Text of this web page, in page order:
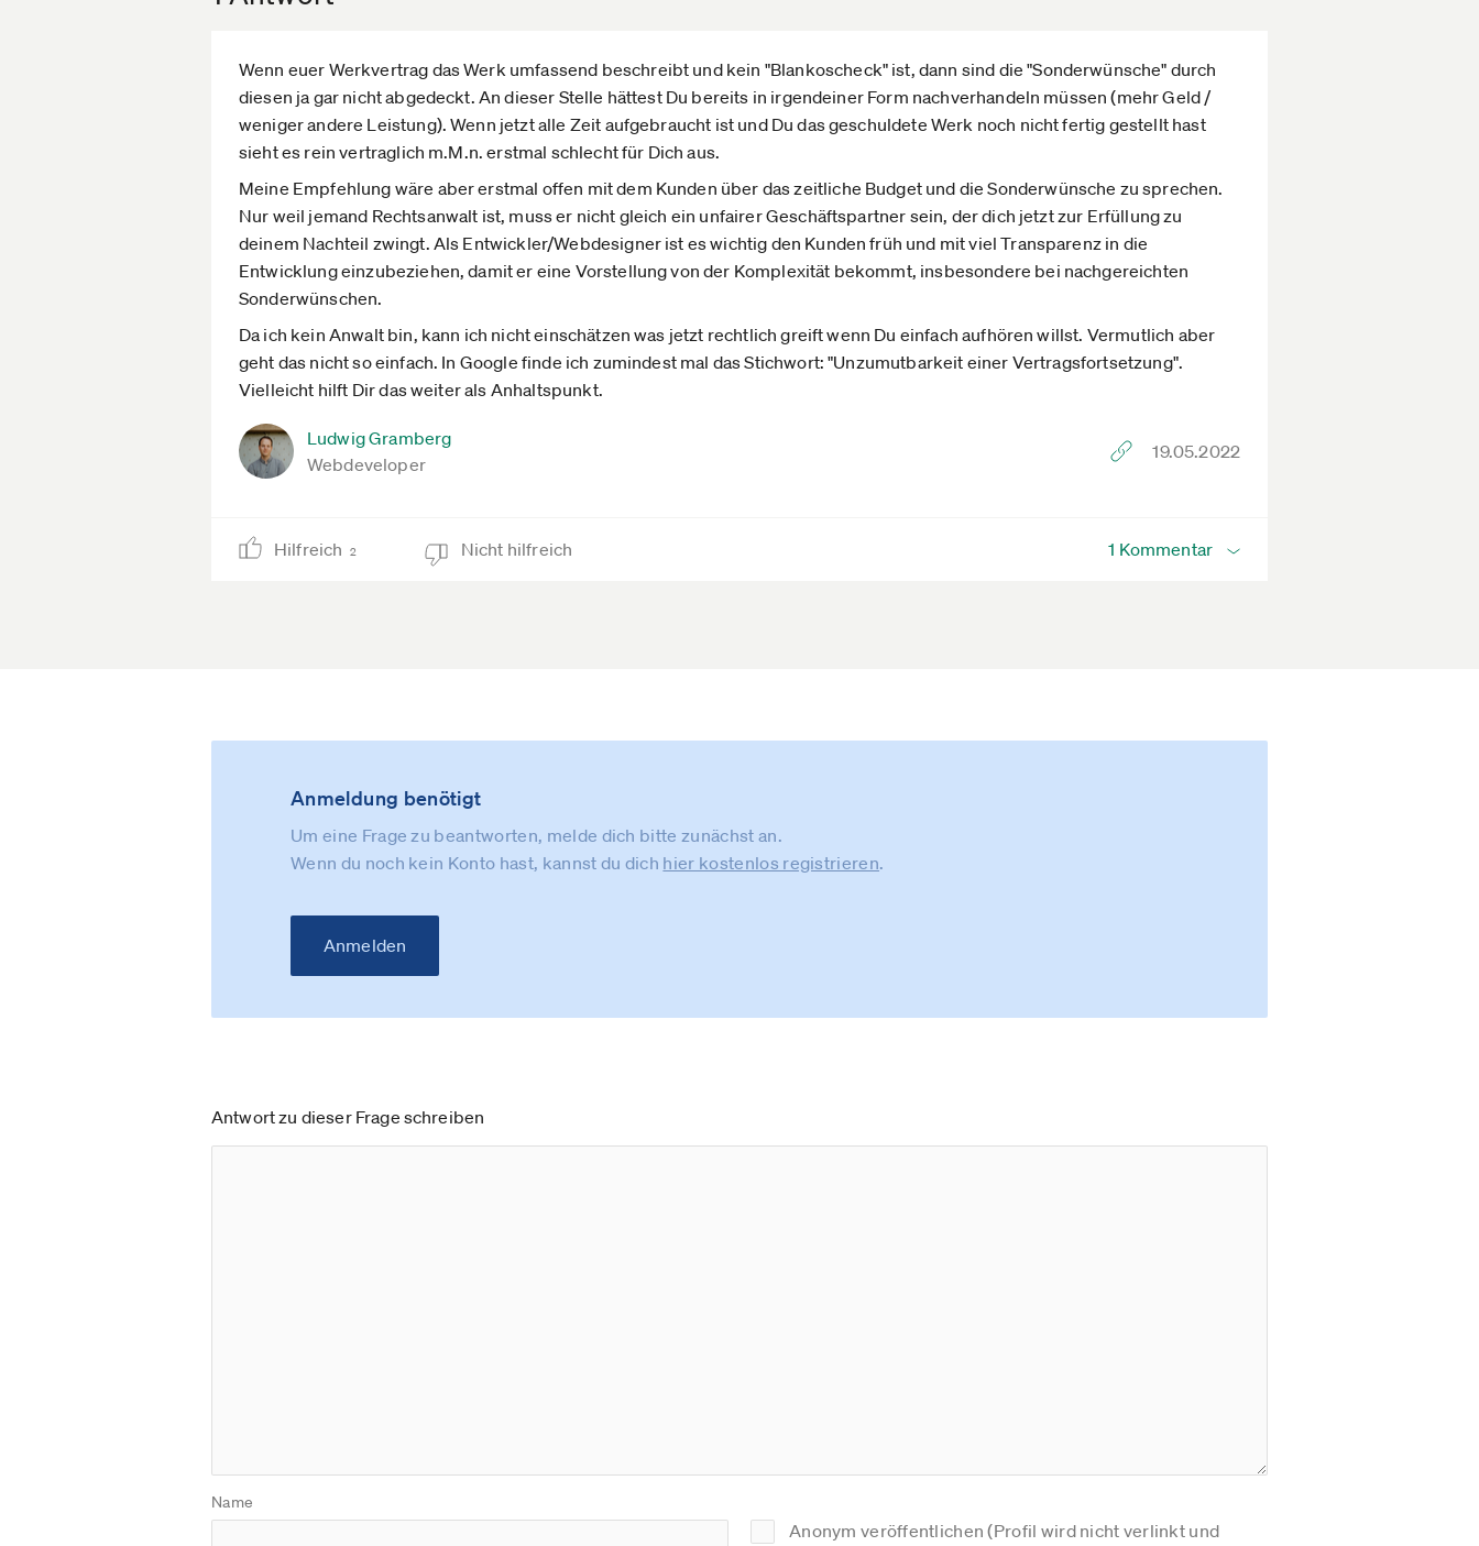
Wenn euer Werkvertrag das Werk umfassend beschreibt und kein "Blankoscheck" ist, dann sind die "Sonderwünsche" durch
diesen ja gar nicht abgedeckt. An dieser Stelle hättest Du bereits in irgendeiner Form nachverhandeln müssen (mehr Geld /
weniger andere Leistung). Wenn jetzt alle Zeit aufgebraucht ist und Du das geschuldete Werk noch nicht fertig gestellt hast
sieht es rein vertraglich m.M.n. erstmal schlecht für Dich aus.
Meine Empfehlung wäre aber erstmal offen mit dem Kunden über das zeitliche Budget und die Sonderwünsche zu sprechen.
Nur weil jemand Rechtsanwalt ist, muss er nicht gleich ein unfairer Geschäftspartner sein, der dich jetzt zur Erfüllung zu
deinem Nachteil zwingt. Als Entwickler/Webdesigner ist es wichtig den Kunden früh und mit viel Transparenz in die
Entwicklung einzubeziehen, damit er eine Vorstellung von der Komplexität bekommt, insbesondere bei nachgereichten
Sonderwünschen.
Da ich kein Anwalt bin, kann ich nicht einschätzen was jetzt rechtlich greift wenn Du einfach aufhören willst. Vermutlich aber
geht das nicht so einfach. In Google finde ich zumindest mal das Stichwort: "Unzumutbarkeit einer Vertragsfortsetzung".
Vielleicht hilft Dir das weiter als Anhaltspunkt.
Ludwig Gramberg
Webdeveloper
19.05.2022
Hilfreich 2 Nicht hilfreich 1 Kommentar
Anmeldung benötigt
Um eine Frage zu beantworten, melde dich bitte zunächst an.
Wenn du noch kein Konto hast, kannst du dich hier kostenlos registrieren.
Anmelden
Antwort zu dieser Frage schreiben
Name
Anonym veröffentlichen (Profil wird nicht verlinkt und